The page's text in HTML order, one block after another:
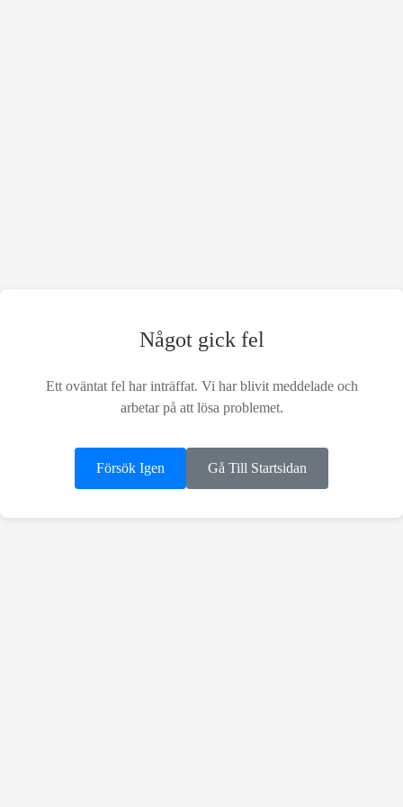
Något gick fel
Ett oväntat fel har inträffat. Vi har blivit meddelade och
arbetar på att lösa problemet.
Försök Igen Gå Till Startsidan